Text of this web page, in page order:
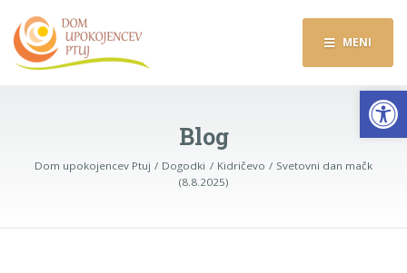
MENI
Blog
Dom upokojencev Ptuj Dogodki Kidričevo
Svetovni dan mačk
(8.8.2025)